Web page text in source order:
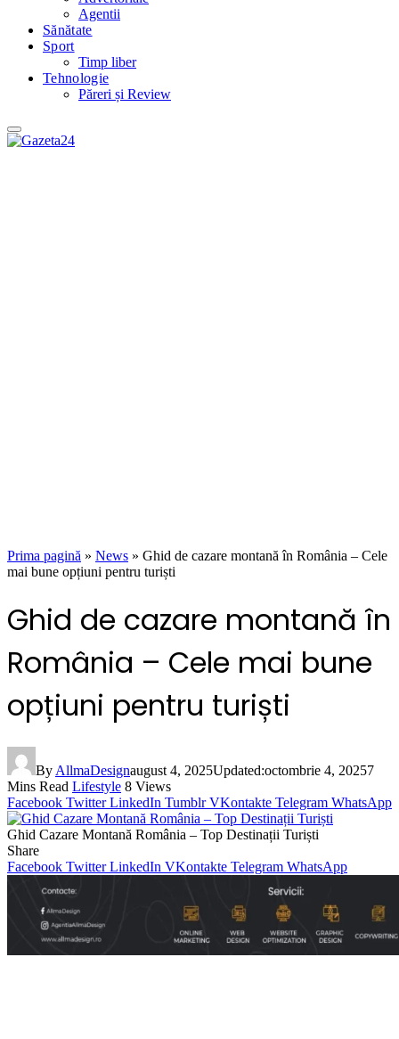
Agentii
Sănătate
Sport
Timp liber
Tehnologie
Păreri și Review
Prima pagină » News » Ghid de cazare montană în România – Cele
mai bune opțiuni pentru turiști
Ghid de cazare montană în
România – Cele mai bune
opțiuni pentru turiști
By AllmaDesignaugust 4, 2025Updated:octombrie 4, 20257
Mins Read Lifestyle 8 Views
Facebook Twitter LinkedIn Tumblr VKontakte Telegram WhatsApp
Ghid Cazare Montană România – Top Destinații Turiști
Share
Facebook Twitter LinkedIn VKontakte Telegram WhatsApp